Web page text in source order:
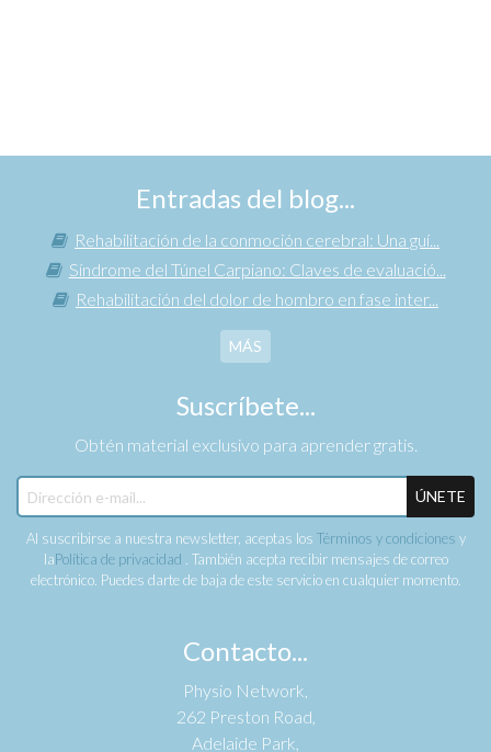
Entradas del blog...
Rehabilitación de la conmoción cerebral: Una guí...
Síndrome del Túnel Carpiano: Claves de evaluació...
Rehabilitación del dolor de hombro en fase inter...
MÁS
Suscríbete...
Obtén material exclusivo para aprender gratis.
ÚNETE
Al suscribirse a nuestra newsletter, aceptas los Términos y condiciones y
laPolítica de privacidad . También acepta recibir mensajes de correo
electrónico. Puedes darte de baja de este servicio en cualquier momento.
Contacto...
Physio Network,
262 Preston Road,
Adelaide Park,